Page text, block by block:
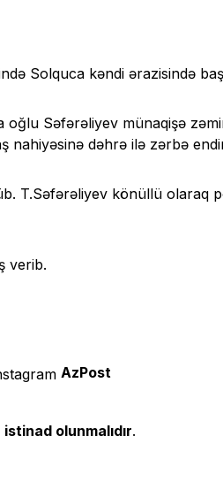
Solquca kəndi ərazisində
Səfərəliyev münaqişə
nahiyəsinə dəhrə ilə zərbə
T.Səfərəliyev könüllü olaraq
verib.
AzPost
olunmalıdır.